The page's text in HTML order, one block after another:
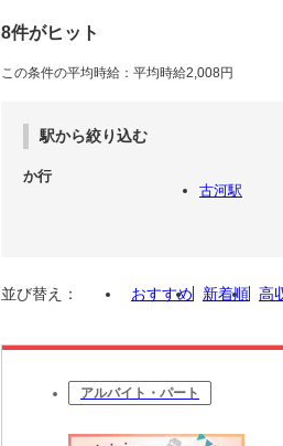
8件がヒット
この条件の平均時給：平均時給2,008円
駅から絞り込む
か行
古河駅
並び替え： おすすめ 新着順 高
アルバイト・パート